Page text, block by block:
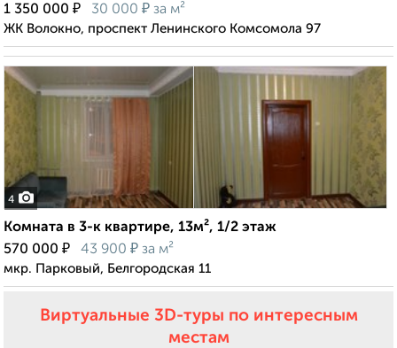
1 350 000 ₽ 30 000 ₽ за м²
ЖК Волокно, проспект Ленинского Комсомола 97
4
Комната в 3-к квартире, 13м², 1/2 этаж
570 000 ₽ 43 900 ₽ за м²
мкр. Парковый, Белгородская 11
Виртуальные 3D-туры по интересным
местам